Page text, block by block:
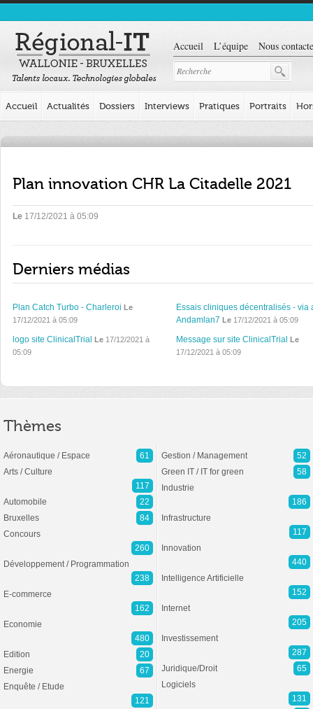
Accueil L’équipe Nous
Accueil Actualités Dossiers Interviews Pratiques Portraits
Plan innovation CHR La Citadelle 2021
Le 17/12/2021 à 05:09
Derniers médias
Plan Catch Turbo - Charleroi Le
17/12/2021 à 05:09
Essais cliniques décentralisés - via
Andamlan7 Le17/12/2021 à 05:09
logo site ClinicalTrial Le 17/12/2021 à
05:09
Message sur site ClinicalTrial Le
17/12/2021 à 05:09
Thèmes
Aéronautique / Espace
61
Arts / Culture
117
Automobile
22
Bruxelles
84
Concours
260
Développement / Programmation
238
E-commerce
162
Economie
480
Edition
20
Energie
67
Enquête / Etude
121
Gestion / Management
52
Green IT / IT for green
58
Industrie
186
Infrastructure
117
Innovation
440
Intelligence Artificielle
152
Internet
205
Investissement
287
Juridique/Droit
65
Logiciels
131